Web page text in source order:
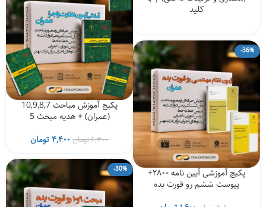
کلید
پکیج آموزش مباحث 10,9,8,7
(عمران) + هدیه مبحث 5
۶,۳۰۰تومانقیمت
۶,۳۰۰ تومان
بود.
۴,۴۰۰تومانقیمت
۴,۴۰۰
است.
-36%
پکیج آموزشی آیین نامه ۲۸۰۰+
پیوست ششم رو قورت بده
-30%